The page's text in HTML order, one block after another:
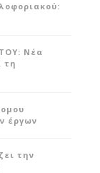
Νέα
τη
έργων
την